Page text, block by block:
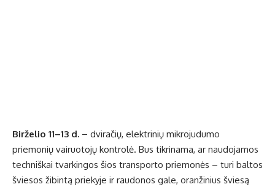
Birželio 11–13 d. – dviračių, elektrinių mikrojudumo
priemonių vairuotojų kontrolė. Bus tikrinama, ar naudojamos
techniškai tvarkingos šios transporto priemonės – turi baltos
šviesos žibintą priekyje ir raudonos gale, oranžinius šviesą